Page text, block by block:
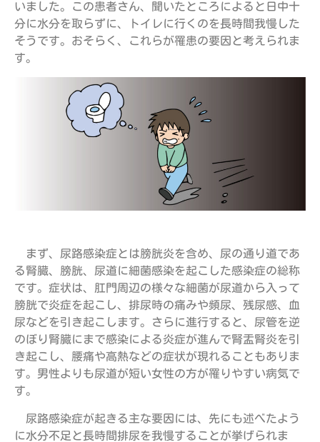
いました。この患者さん、聞いたところによると日中十
分に水分を取らずに、トイレに行くのを長時間我慢した
そうです。おそらく、これらが罹患の要因と考えられま
す。
まず、尿路感染症とは膀胱炎を含め、尿の通り道であ
る腎臓、膀胱、尿道に細菌感染を起こした感染症の総称
です。症状は、肛門周辺の様々な細菌が尿道から入って
膀胱で炎症を起こし、排尿時の痛みや頻尿、残尿感、血
尿などを引き起こします。さらに進行すると、尿管を逆
のぼり腎臓にまで感染による炎症が進んで腎盂腎炎を引
き起こし、腰痛や高熱などの症状が現れることもありま
す。男性よりも尿道が短い女性の方が罹りやすい病気で
す。
尿路感染症が起きる主な要因には、先にも述べたよう
に水分不足と長時間排尿を我慢することが挙げられま